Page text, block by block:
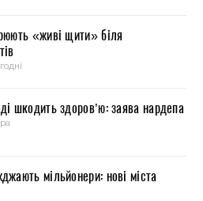
«живі щити» біля
шкодить здоров’ю: заява нардепа
мільйонери: нові міста